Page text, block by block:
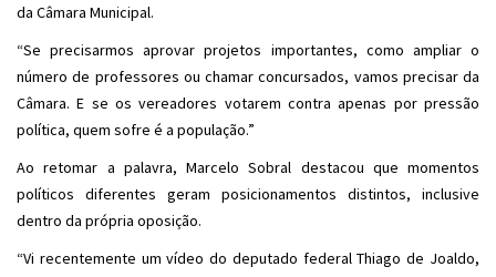
da Câmara Municipal.
“Se precisarmos aprovar projetos importantes, como ampliar o
número de professores ou chamar concursados, vamos precisar da
Câmara. E se os vereadores votarem contra apenas por pressão
política, quem sofre é a população.”
Ao retomar a palavra, Marcelo Sobral destacou que momentos
políticos diferentes geram posicionamentos distintos, inclusive
dentro da própria oposição.
“Vi recentemente um vídeo do deputado federal Thiago de Joaldo,